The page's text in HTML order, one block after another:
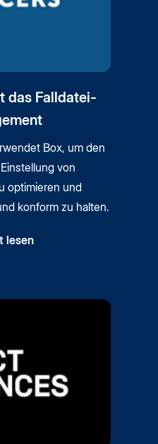
das Falldatei-
Box, um den
von
optimieren und
konform zu halten.
lesen